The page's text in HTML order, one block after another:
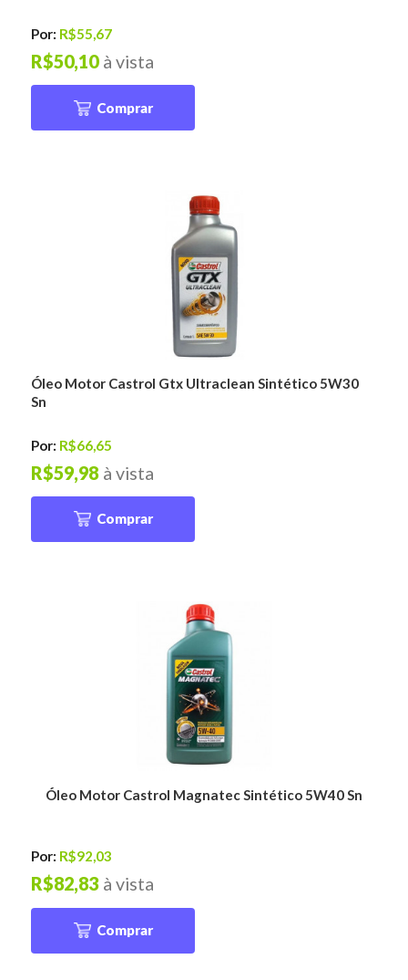
Por: R$55,67
à vista
R$50,10
Comprar
Óleo Motor Castrol Gtx Ultraclean Sintético 5W30
Sn
Por: R$66,65
à vista
R$59,98
Comprar
Óleo Motor Castrol Magnatec Sintético 5W40 Sn
Por: R$92,03
à vista
R$82,83
Comprar